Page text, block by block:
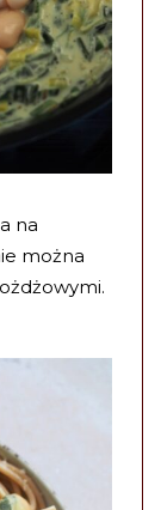
na
można